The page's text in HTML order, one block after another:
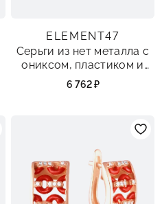
ELEMENT47
Серьги из нет металла с
ониксом, пластиком и
сталью
6 762 ₽